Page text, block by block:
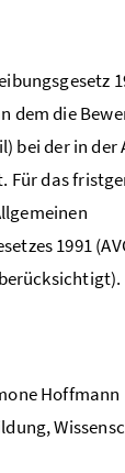
dem die
bei der in der
Für das
1991
Hoffmann